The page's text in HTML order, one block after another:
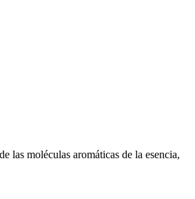
las moléculas aromáticas de la esencia,